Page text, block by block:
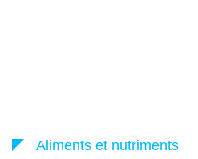
Aliments et nutriments